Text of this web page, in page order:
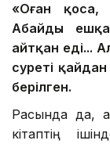
«Оған
Абайдың
айтқан еді...
суреті
берілген.
Расында да,
кітаптің